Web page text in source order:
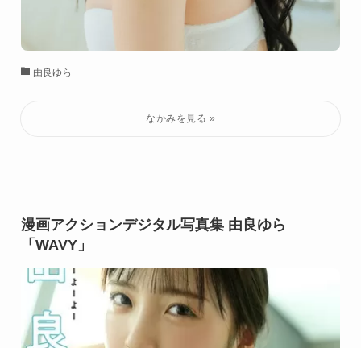
由良ゆら
漫画アクションデジタル写真集 由良ゆら
「WAVY」